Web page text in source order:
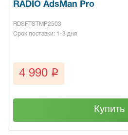
RADIO AdsMan Pro
RDSFTSTMP2503
Срок поставки: 1-3 дня
4 990 q
Купить